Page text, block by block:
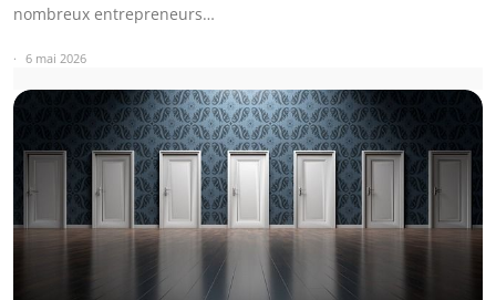
nombreux entrepreneurs…
6 mai 2026